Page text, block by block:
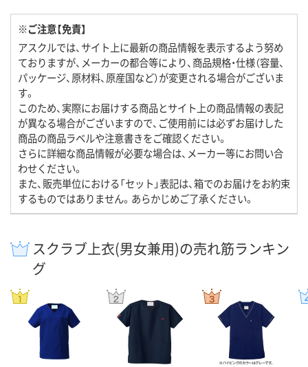
※ご注意【免責】
アスクルでは、サイト上に最新の商品情報を表示するよう努め
ておりますが、メーカーの都合等により、商品規格・仕様（容量、
パッケージ、原材料、原産国など）が変更される場合がございま
す。
このため、実際にお届けする商品とサイト上の商品情報の表記
が異なる場合がございますので、ご使用前には必ずお届けした
商品の商品ラベルや注意書きをご確認ください。
さらに詳細な商品情報が必要な場合は、メーカー等にお問い合
わせください。
また、販売単位における「セット」表記は、箱でのお届けをお約束
するものではありません。あらかじめご了承ください。
スクラブ上衣(男女兼用)の売れ筋ランキン
グ